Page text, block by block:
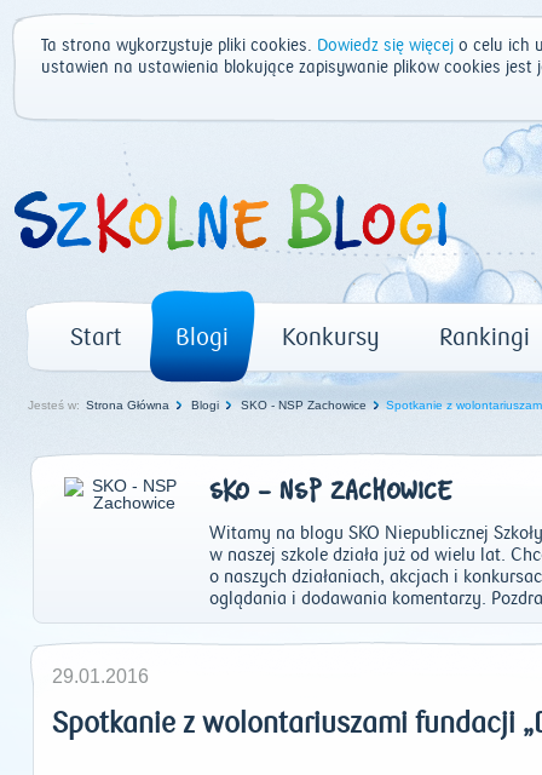
Ta strona wykorzystuje pliki cookies. Dowiedz się więcej o celu ich
ustawień na ustawienia blokujące zapisywanie plików cookies
Start Blogi Konkursy Rankingi
Jesteś w: Strona Główna Blogi SKO - NSP Zachowice Spotkanie z
SKO - NSP ZACHOWICE
Witamy na blogu SKO Niepublicznej
w naszej szkole działa już od wielu lat.
o naszych działaniach, akcjach i
oglądania i dodawania komentarzy.
29.01.2016
Spotkanie z wolontariuszami fundacji